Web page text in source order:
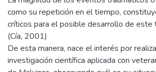
como su repetición en el tiempo,
críticos para el posible desarrollo de este
(Cía, 2001)
De esta manera, nace el interés por
investigación científica aplicada con